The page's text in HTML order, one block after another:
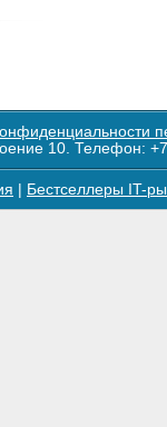
10. Телефон:
Бестселлеры IT-